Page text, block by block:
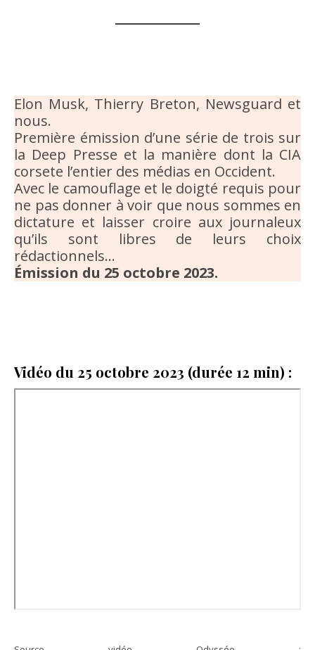
Elon Musk, Thierry Breton, Newsguard et
nous.
Première émission d’une série de trois sur
la Deep Presse et la manière dont la CIA
corsete l’entier des médias en Occident.
Avec le camouflage et le doigté requis pour
ne pas donner à voir que nous sommes en
dictature et laisser croire aux journaleux
qu’ils sont libres de leurs choix
rédactionnels…
Émission du 25 octobre 2023.
Vidéo du 25 octobre 2023 (durée 12 min) :